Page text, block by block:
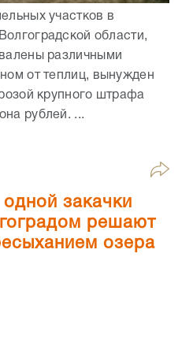
участков в
области,
различными
от теплиц, вынужден
крупного штрафа
рублей. ...
закачки
решают
озера